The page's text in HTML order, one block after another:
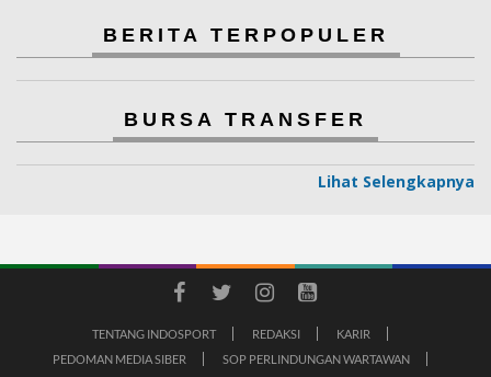
BERITA TERPOPULER
BURSA TRANSFER
Lihat Selengkapnya
TENTANG INDOSPORT REDAKSI
KARIR
PEDOMAN MEDIA SIBER
SOP PERLINDUNGAN WARTAWAN